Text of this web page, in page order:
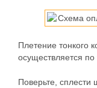
Плетение тонкого
осуществляется
Поверьте, сплести